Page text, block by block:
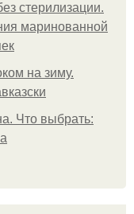
стерилизации.
маринованной
на зиму.
Что выбрать: